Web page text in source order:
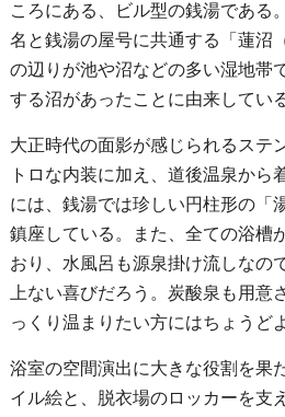
ころにある、ビル型の銭湯である
名と銭湯の屋号に共通する「蓮沼
の辺りが池や沼などの多い湿地帯
する沼があったことに由来している
大正時代の面影が感じられるステ
トロな内装に加え、道後温泉から
には、銭湯では珍しい円柱形の「
鎮座している。また、全ての浴槽
おり、水風呂も源泉掛け流しなの
上ない喜びだろう。炭酸泉も用意
っくり温まりたい方にはちょうど
浴室の空間演出に大きな役割を果
イル絵と、脱衣場のロッカーを支